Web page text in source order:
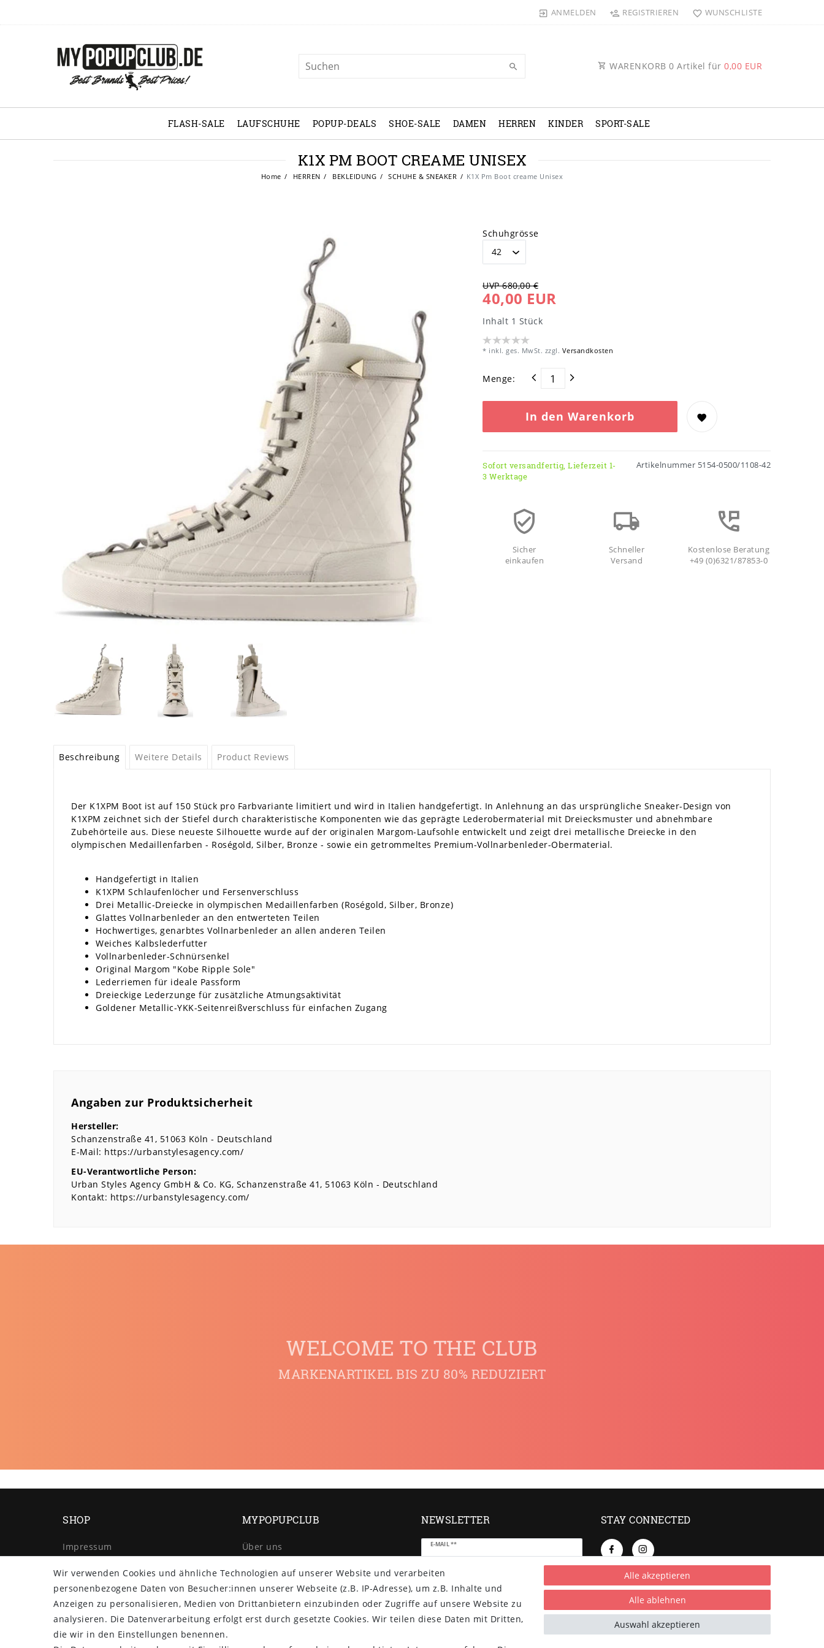
ANMELDEN REGISTRIEREN WUNSCHLISTE
WARENKORB 0 Artikel für 0,00 EUR
FLASH-SALE LAUFSCHUHE POPUP-DEALS SHOE-SALE DAMEN HERREN KINDER SPORT-SALE
K1X PM BOOT CREAME UNISEX
Home HERREN BEKLEIDUNG SCHUHE & SNEAKER K1X Pm Boot creame Unisex
Schuhgrösse
UVP 680,00 €
40,00 EUR
Inhalt 1 Stück
* inkl. ges. MwSt. zzgl. Versandkosten
Menge:
In den Warenkorb
Sofort versandfertig, Lieferzeit 1-
3 Werktage
Artikelnummer 5154-0500/1108-42
Sicher
einkaufen
Schneller
Versand
Kostenlose Beratung
+49 (0)6321/87853-0
Beschreibung Weitere Details Product Reviews
Der K1XPM Boot ist auf 150 Stück pro Farbvariante limitiert und wird in Italien handgefertigt. In Anlehnung an das ursprüngliche Sneaker-Design von
K1XPM zeichnet sich der Stiefel durch charakteristische Komponenten wie das geprägte Lederobermaterial mit Dreiecksmuster und abnehmbare
Zubehörteile aus. Diese neueste Silhouette wurde auf der originalen Margom-Laufsohle entwickelt und zeigt drei metallische Dreiecke in den
olympischen Medaillenfarben - Roségold, Silber, Bronze - sowie ein getrommeltes Premium-Vollnarbenleder-Obermaterial.
Handgefertigt in Italien
K1XPM Schlaufenlöcher und Fersenverschluss
Drei Metallic-Dreiecke in olympischen Medaillenfarben (Roségold, Silber, Bronze)
Glattes Vollnarbenleder an den entwerteten Teilen
Hochwertiges, genarbtes Vollnarbenleder an allen anderen Teilen
Weiches Kalbslederfutter
Vollnarbenleder-Schnürsenkel
Original Margom "Kobe Ripple Sole"
Lederriemen für ideale Passform
Dreieckige Lederzunge für zusätzliche Atmungsaktivität
Goldener Metallic-YKK-Seitenreißverschluss für einfachen Zugang
Angaben zur Produktsicherheit
Hersteller:
Schanzenstraße 41 51063 Köln
Deutschland
E-Mail: https://urbanstylesagency.com/
EU-Verantwortliche Person:
Urban Styles Agency GmbH & Co. KG Schanzenstraße 41 51063 Köln
Deutschland
Kontakt: https://urbanstylesagency.com/
WELCOME TO THE CLUB
MARKENARTIKEL BIS ZU 80% REDUZIERT
SHOP
Impressum
AGB
Barrierefreiheitserklärung
Widerrufs­recht
Vertrag widerrufen
MYPOPUPCLUB
Über uns
Versand- und
Zahlungsbedingungen
NEWSLETTER
E-MAIL **
Newsletter
Honig
Hiermit bestätige ich, dass ich die
Daten­schutz­erklärung
gelesen habe. Meine
Einwilligung kann ich jederzeit
widerrufen.**
STAY CONNECTED
Wir verwenden Cookies und ähnliche Technologien auf unserer Website und verarbeiten
personenbezogene Daten von Besucher:innen unserer Webseite (z.B. IP-Adresse), um z.B. Inhalte und
Anzeigen zu personalisieren, Medien von Drittanbietern einzubinden oder Zugriffe auf unsere Website zu
analysieren. Die Datenverarbeitung erfolgt erst durch gesetzte Cookies. Wir teilen diese Daten mit Dritten,
die wir in den Einstellungen benennen.
Alle akzeptieren
Alle ablehnen
Auswahl akzeptieren